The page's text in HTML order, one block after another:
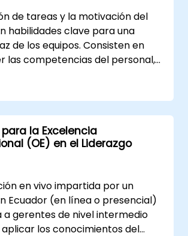
los equipos tecnológicos.
de tareas y la motivación del
habilidades clave para una
de los equipos. Consisten en
las competencias del personal,
al mismo tiempo confianza y
responsabilidad. Verifique
el progreso y ofrezca
constructiva para poder
empleados: Valore los logros: El
público y privado de los
trabajando. Involucrar al
los procesos de toma de
brinda la sensación de tener un
en la empresa. La cultura
la Excelencia
(OE) en el Liderazgo
en vivo impartida por un
Ecuador (en línea o presencial)
a gerentes de nivel intermedio
aplicar los conocimientos del